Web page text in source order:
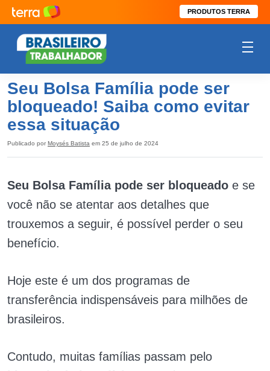
PRODUTOS TERRA
Seu Bolsa Família pode ser
bloqueado! Saiba como evitar
essa situação
Publicado por Moysés Batista em 25 de julho de 2024
Seu Bolsa Família pode ser bloqueado e se
você não se atentar aos detalhes que
trouxemos a seguir, é possível perder o seu
benefício.
Hoje este é um dos programas de
transferência indispensáveis para milhões de
brasileiros.
Contudo, muitas famílias passam pelo